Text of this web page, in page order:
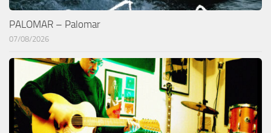
PALOMAR – Palomar
07/08/2026